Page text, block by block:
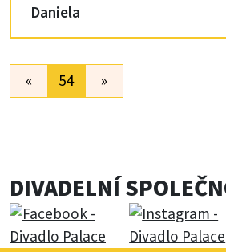
Daniela
« 54 »
DIVADELNÍ